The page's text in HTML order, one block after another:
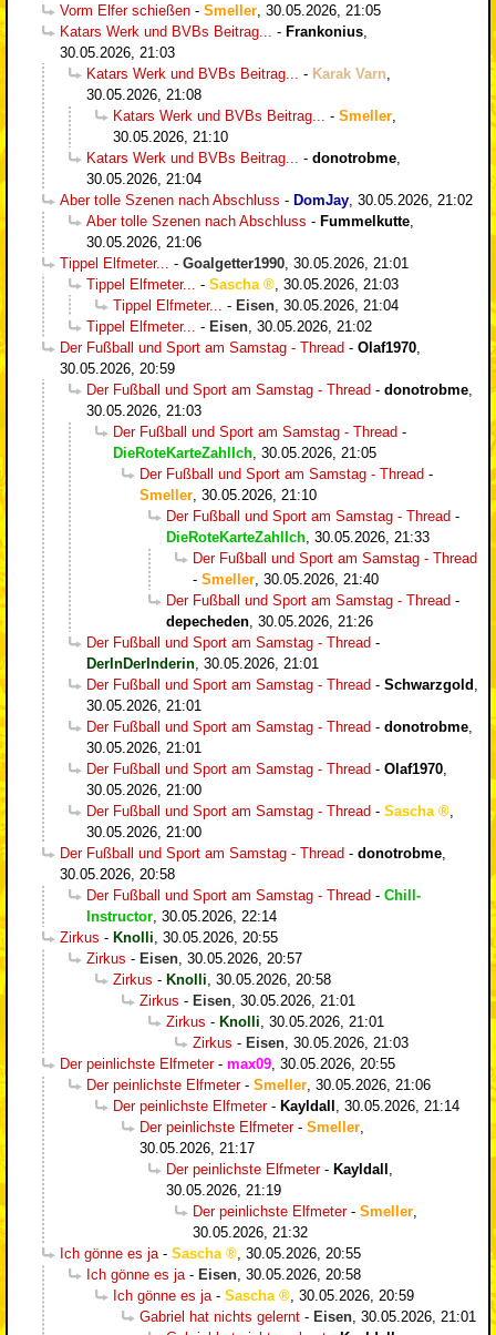
Vorm Elfer schießen - Smeller 30.05.2026, 21:05
Katars Werk und BVBs Beitrag...
- Frankonius
30.05.2026, 21:03
Katars Werk und BVBs Beitrag...
- Karak Varn
30.05.2026, 21:08
Katars Werk und BVBs Beitrag...
- Smeller
30.05.2026, 21:10
Katars Werk und BVBs Beitrag...
- donotrobme
30.05.2026, 21:04
Aber tolle Szenen nach Abschluss - DomJay 30.05.2026, 21:02
Aber tolle Szenen nach Abschluss - Fummelkutte
30.05.2026, 21:06
Tippel Elfmeter...
- Goalgetter1990 30.05.2026, 21:01
Tippel Elfmeter...
- Sascha
30.05.2026, 21:03
Tippel Elfmeter...
- Eisen 30.05.2026, 21:04
Tippel Elfmeter...
- Eisen 30.05.2026, 21:02
Der Fußball und Sport am Samstag - Thread - Olaf1970
30.05.2026, 20:59
Der Fußball und Sport am Samstag - Thread - donotrobme
30.05.2026, 21:03
Der Fußball und Sport am Samstag - Thread -
DieRoteKarteZahlIch 30.05.2026, 21:05
Der Fußball und Sport am Samstag - Thread -
Smeller 30.05.2026, 21:10
Der Fußball und Sport am Samstag - Thread -
DieRoteKarteZahlIch 30.05.2026, 21:33
Der Fußball und Sport am Samstag - Thread
- Smeller 30.05.2026, 21:40
Der Fußball und Sport am Samstag - Thread -
depecheden 30.05.2026, 21:26
Der Fußball und Sport am Samstag - Thread -
DerInDerInderin 30.05.2026, 21:01
Der Fußball und Sport am Samstag - Thread - Schwarzgold
30.05.2026, 21:01
Der Fußball und Sport am Samstag - Thread - donotrobme
30.05.2026, 21:01
Der Fußball und Sport am Samstag - Thread - Olaf1970
30.05.2026, 21:00
Der Fußball und Sport am Samstag - Thread - Sascha
30.05.2026, 21:00
Der Fußball und Sport am Samstag - Thread - donotrobme
30.05.2026, 20:58
Der Fußball und Sport am Samstag - Thread - Chill-
Instructor 30.05.2026, 22:14
Zirkus - Knolli 30.05.2026, 20:55
Zirkus - Eisen 30.05.2026, 20:57
Zirkus - Knolli 30.05.2026, 20:58
Zirkus - Eisen 30.05.2026, 21:01
Zirkus - Knolli 30.05.2026, 21:01
Zirkus - Eisen 30.05.2026, 21:03
Der peinlichste Elfmeter- max09 30.05.2026, 20:55
Der peinlichste Elfmeter- Smeller 30.05.2026, 21:06
Der peinlichste Elfmeter- Kayldall
30.05.2026, 21:14
Der peinlichste Elfmeter- Smeller
30.05.2026, 21:17
Der peinlichste Elfmeter- Kayldall
30.05.2026, 21:19
Der peinlichste Elfmeter- Smeller
30.05.2026, 21:32
Ich gönne es ja - Sascha
30.05.2026, 20:55
Ich gönne es ja - Eisen 30.05.2026, 20:58
Ich gönne es ja - Sascha
30.05.2026, 20:59
Gabriel hat nichts gelernt - Eisen 30.05.2026, 21:01